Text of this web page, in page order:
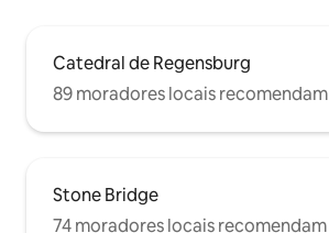
Catedral de Regensburg
89 moradores locais recomendam
Stone Bridge
74 moradores locais recomendam